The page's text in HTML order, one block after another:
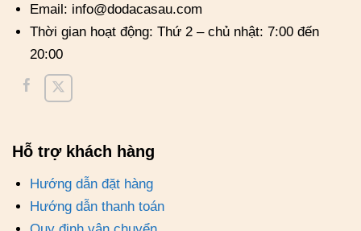
Email: info@dodacasau.com
Thời gian hoạt động: Thứ 2 – chủ nhật: 7:00 đến
20:00
Hỗ trợ khách hàng
Hướng dẫn đặt hàng
Hướng dẫn thanh toán